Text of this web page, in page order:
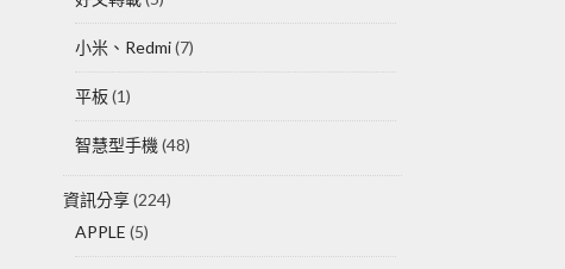
小米、Redmi(7)
平板(1)
智慧型手機 (48)
資訊分享(224)
APPLE (5)